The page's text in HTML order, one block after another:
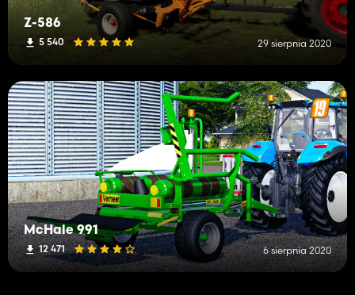
Z-586
5 540 29 sierpnia 2020
McHale 991
12 471 6 sierpnia 2020